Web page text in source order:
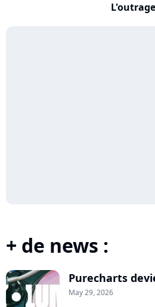
L'outrage
+ de news :
Purecharts
May 29, 2026